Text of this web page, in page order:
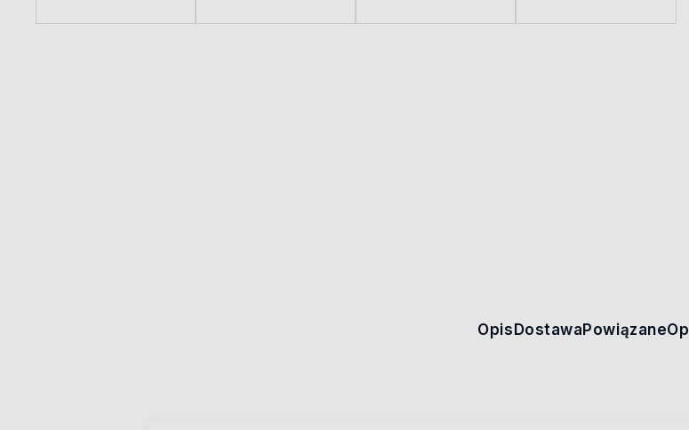
Opis Dostawa Powiązane